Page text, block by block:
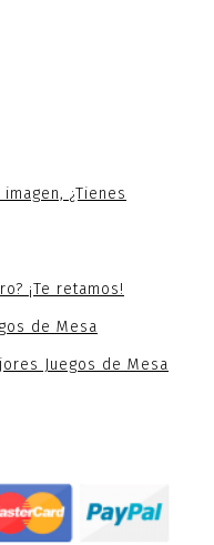
¿Tienes
¡Te retamos!
de Mesa
Juegos de Mesa